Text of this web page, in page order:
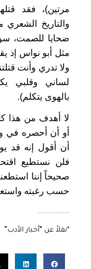
مرتين)، فقد
والتاريخ الشعري
ضحايا للصمت،
مثل أبو نواس إذ
ولا تدري وأنت
لساني وقلبي
بالهوى يتكلم).
لا أهدف من هذا
أو أن أحصره في
أن أقول إنه قد
فلن نستطيع
صحيحاً إننا
حسب رغبته
………………..
*نقلاً عن “أخبار الأدب”